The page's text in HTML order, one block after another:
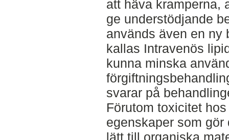
att häva kramperna,
ge understödjande
används även en ny
kallas Intravenös
kunna minska
svarar på
Förutom toxicitet
egenskaper som
lätt till organiska